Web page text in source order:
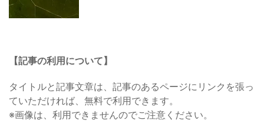
【記事の利用について】
タイトルと記事文章は、記事のあるページにリンクを張っ
ていただければ、無料で利用できます。
※画像は、利用できませんのでご注意ください。